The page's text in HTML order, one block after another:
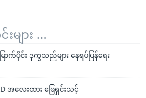
ျား ...
ာက်ပိုင်း ဒုက္ခသည်များ နေရပ်ပြန်ရေး
အလေးထား ဖြေရှင်းသင့်